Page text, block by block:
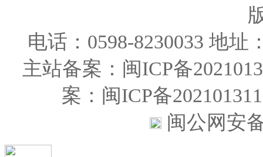
电话：0598-8230033 地
主站备案：闽ICP备
案：闽ICP备
闽公网安